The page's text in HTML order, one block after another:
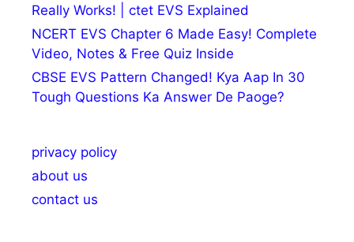
Really Works! | ctet EVS Explained
NCERT EVS Chapter 6 Made Easy! Complete
Video, Notes & Free Quiz Inside
CBSE EVS Pattern Changed! Kya Aap In 30
Tough Questions Ka Answer De Paoge?
privacy policy
about us
contact us